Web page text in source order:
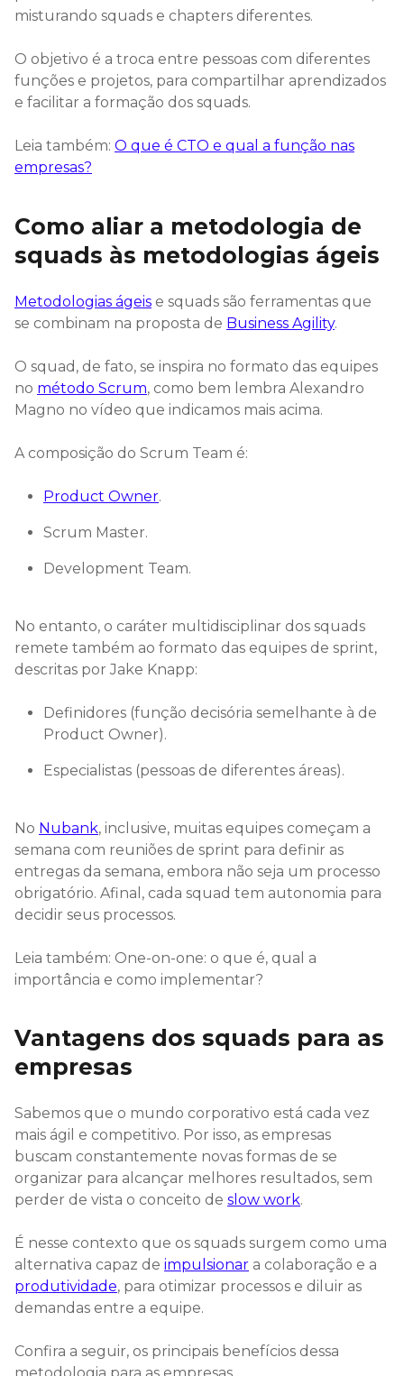
misturando squads e chapters diferentes.
O objetivo é a troca entre pessoas com diferentes
funções e projetos, para compartilhar aprendizados
e facilitar a formação dos squads.
Leia também: O que é CTO e qual a função nas
empresas?
Como aliar a metodologia de
squads às metodologias ágeis
Metodologias ágeis e squads são ferramentas que
se combinam na proposta de Business Agility.
O squad, de fato, se inspira no formato das equipes
no método Scrum, como bem lembra Alexandro
Magno no vídeo que indicamos mais acima.
A composição do Scrum Team é:
Product Owner.
Scrum Master.
Development Team.
No entanto, o caráter multidisciplinar dos squads
remete também ao formato das equipes de sprint,
descritas por Jake Knapp:
Definidores (função decisória semelhante à de
Product Owner).
Especialistas (pessoas de diferentes áreas).
No Nubank, inclusive, muitas equipes começam a
semana com reuniões de sprint para definir as
entregas da semana, embora não seja um processo
obrigatório. Afinal, cada squad tem autonomia para
decidir seus processos.
Leia também: One-on-one: o que é, qual a
importância e como implementar?
Vantagens dos squads para as
empresas
Sabemos que o mundo corporativo está cada vez
mais ágil e competitivo. Por isso, as empresas
buscam constantemente novas formas de se
organizar para alcançar melhores resultados, sem
perder de vista o conceito de slow work.
É nesse contexto que os squads surgem como uma
alternativa capaz de impulsionar a colaboração e a
produtividade, para otimizar processos e diluir as
demandas entre a equipe.
Confira a seguir, os principais benefícios dessa